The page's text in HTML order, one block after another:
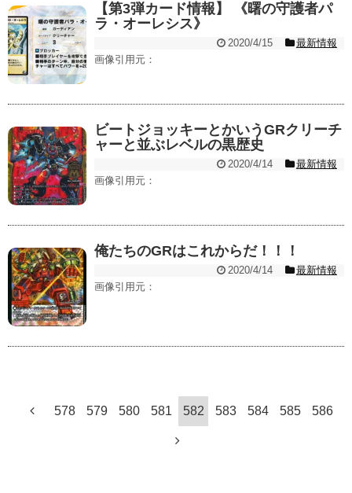
【第3弾カード情報】 《曙の守護者パ
ラ・オーレシス》
2020/4/15
最新情報
画像引用元：
ビートジョッキーとかいうGRクリーチ
ャーと並ぶレベルの黒歴史
2020/4/14
最新情報
画像引用元：
俺たちのGRはこれからだ！！！
2020/4/14
最新情報
画像引用元：
578 579 580 581 582 583 584 585 586